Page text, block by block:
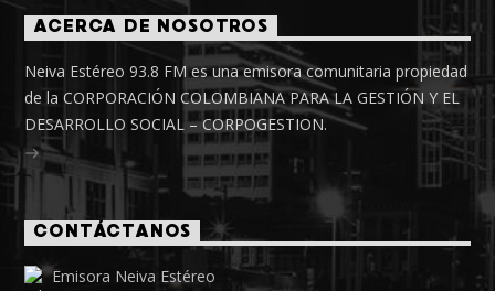
ACERCA DE NOSOTROS
Neiva Estéreo 93.8 FM es una emisora comunitaria propiedad
de la CORPORACIÓN COLOMBIANA PARA LA GESTIÓN Y EL
DESARROLLO SOCIAL – CORPOGESTION.
CONTÁCTANOS
Emisora Neiva Estéreo